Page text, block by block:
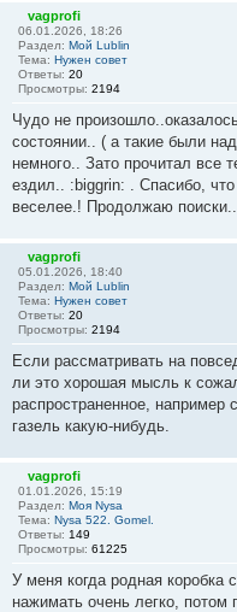
vagprofi
06.01.2026, 18:26
Раздел: Мой Lublin
Тема: Нужен совет
Ответы: 20
Просмотры: 2194
Чудо не
состоянии.. ( а такие были
немного.. Зато прочитал все
ездил.. :biggrin: . Спасибо,
веселее.! Продолжаю
vagprofi
05.01.2026, 18:40
Раздел: Мой Lublin
Тема: Нужен совет
Ответы: 20
Просмотры: 2194
Если рассматривать на
ли это хорошая мысль к
распространенное, например
газель какую-нибудь.
vagprofi
01.01.2026, 15:19
Раздел: Моя Nysa
Тема: Nysa 522. Gomel.
Ответы: 149
Просмотры: 61225
У меня когда родная коробка
нажимать очень легко, потом